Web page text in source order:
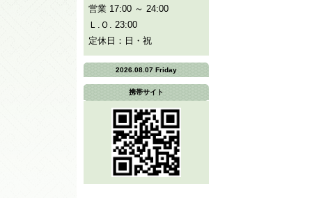
営業 17:00 ～ 24:00
Ｌ.Ｏ. 23:00
定休日：日・祝
2026.08.07 Friday
携帯サイト